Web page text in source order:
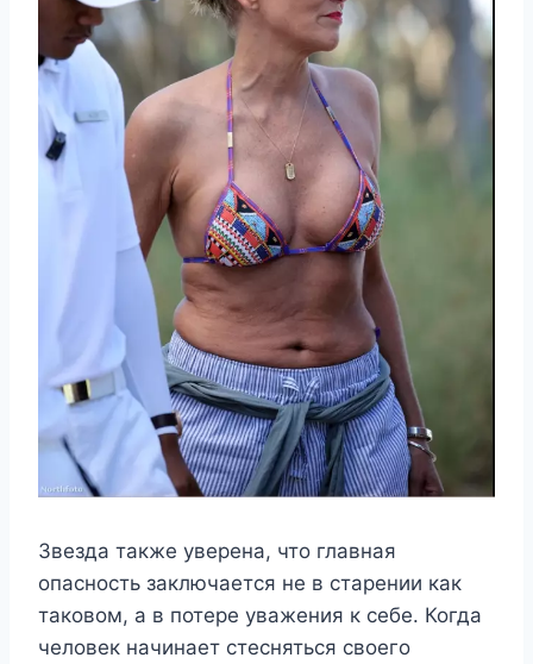
Звезда также уверена, что главная
опасность заключается не в старении как
таковом, а в потере уважения к себе. Когда
человек начинает стесняться своего